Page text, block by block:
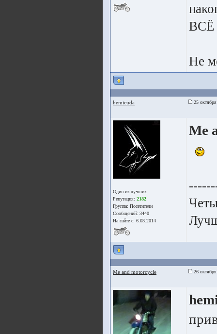
Не
hemicuda 25
Один из лучших
Репутация: 2182
Группа: Посетители
Сообщений: 3440
На сайте с: 6.03.2014
Me
Me and motorcycle 26